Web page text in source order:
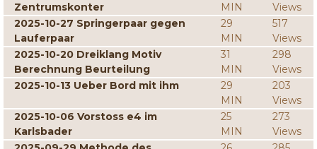
Zentrumskonter
MIN
Views
2025-10-27 Springerpaar gegen
Lauferpaar
29
MIN
517
Views
2025-10-20 Dreiklang Motiv
Berechnung Beurteilung
31
MIN
298
Views
2025-10-13 Ueber Bord mit ihm
29
MIN
203
Views
2025-10-06 Vorstoss e4 im
Karlsbader
25
MIN
273
Views